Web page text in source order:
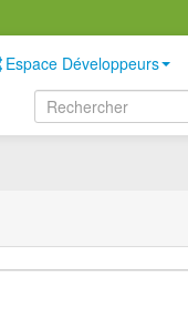
Espace Développeurs